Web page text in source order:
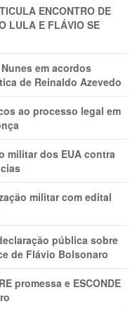
ENCONTRO DE
LULA E FLÁVIO SE
em acordos
de Reinaldo Azevedo
ao processo legal em
militar dos EUA contra
militar com edital
pública sobre
de Flávio Bolsonaro
promessa e ESCONDE